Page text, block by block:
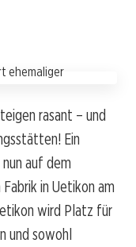
rasant – und
Ein
auf dem
in Uetikon am
wird Platz für
und sowohl